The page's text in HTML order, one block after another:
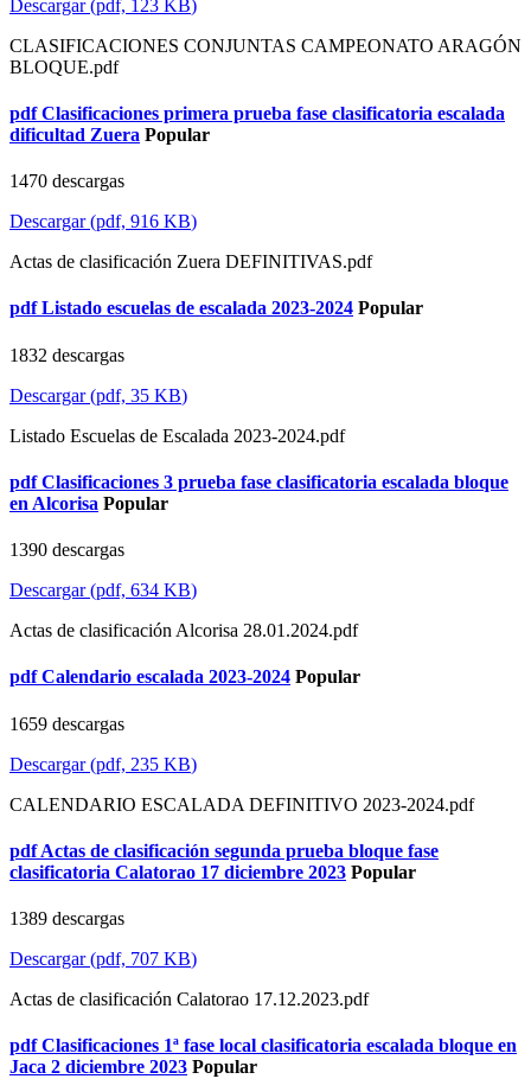
Descargar(pdf, 123 KB)
CLASIFICACIONES CONJUNTAS CAMPEONATO ARAGÓN
BLOQUE.pdf
pdf Clasificaciones primera prueba fase clasificatoria escalada
dificultad Zuera Popular
1470 descargas
Descargar(pdf, 916 KB)
Actas de clasificación Zuera DEFINITIVAS.pdf
pdf Listado escuelas de escalada 2023-2024 Popular
1832 descargas
Descargar(pdf, 35 KB)
Listado Escuelas de Escalada 2023-2024.pdf
pdf Clasificaciones 3 prueba fase clasificatoria escalada bloque
en Alcorisa Popular
1390 descargas
Descargar(pdf, 634 KB)
Actas de clasificación Alcorisa 28.01.2024.pdf
pdf Calendario escalada 2023-2024 Popular
1659 descargas
Descargar(pdf, 235 KB)
CALENDARIO ESCALADA DEFINITIVO 2023-2024.pdf
pdf Actas de clasificación segunda prueba bloque fase
clasificatoria Calatorao 17 diciembre 2023 Popular
1389 descargas
Descargar(pdf, 707 KB)
Actas de clasificación Calatorao 17.12.2023.pdf
pdf Clasificaciones 1ª fase local clasificatoria escalada bloque en
Jaca 2 diciembre 2023 Popular